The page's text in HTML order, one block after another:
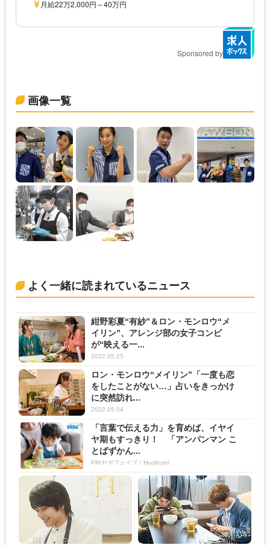
月給22万2,000円～40万円
Sponsored by
画像一覧
よく一緒に読まれているニュース
紺野彩夏“有紗”＆ロン・モンロウ“メ
イリン”、アレンジ部の女子コンビ
が“映える一...
2022.05.25
ロン・モンロウ“メイリン”「一度も恋
をしたことがない…」占いをきっかけ
に突然訪れ...
2022.05.04
「言葉で伝える力」を育めば、イヤイ
ヤ期もすっきり！ 「アンパンマン こ
とばずかん...
PR(セガフェイブ｜HugKum)